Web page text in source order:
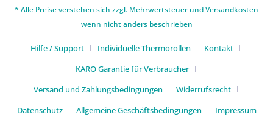
* Alle Preise verstehen sich zzgl. Mehrwertsteuer undVersandkosten
wenn nicht anders beschrieben
Hilfe / Support Individuelle Thermorollen
Kontakt
KARO Garantie für Verbraucher
Versand und Zahlungsbedingungen
Widerrufsrecht
Datenschutz
Allgemeine Geschäftsbedingungen Impressum